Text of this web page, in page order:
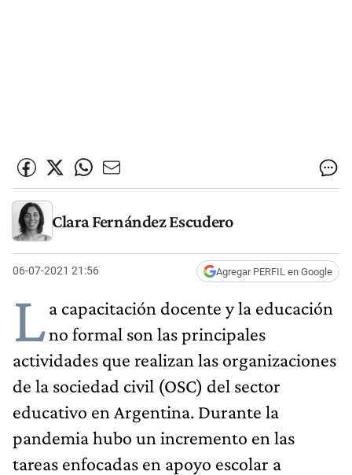
Clara Fernández Escudero
06-07-2021 21:56 Agregar PERFIL en Google
La capacitación docente y la educación
no formal son las principales
actividades que realizan las organizaciones
de la sociedad civil (OSC) del sector
educativo en Argentina. Durante la
pandemia hubo un incremento en las
tareas enfocadas en apoyo escolar a